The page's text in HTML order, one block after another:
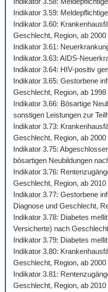
Indikator 3.59:
Indikator 3.60:
Geschlecht, Region, ab 2000
Indikator 3.61:
Indikator 3.63: AIDS-
Indikator 3.64: HIV-positiv
Indikator 3.65: Gestorbene
Geschlecht, Region, ab 1998
Indikator 3.66: Bösartige
sonstigen Leistungen zur
Indikator 3.73:
Geschlecht, Region, ab 2000
Indikator 3.75:
bösartigen Neubildungen
Indikator 3.76:
Geschlecht, Region, ab 2010
Indikator 3.77: Gestorbene
Diagnose und Geschlecht,
Indikator 3.78: Diabetes
Versicherte) nach
Indikator 3.79: Diabetes
Indikator 3.80:
Geschlecht, Region, ab 2000
Indikator 3.81:
Geschlecht, Region, ab 2010